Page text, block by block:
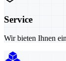
Service
Wir bieten Ihnen